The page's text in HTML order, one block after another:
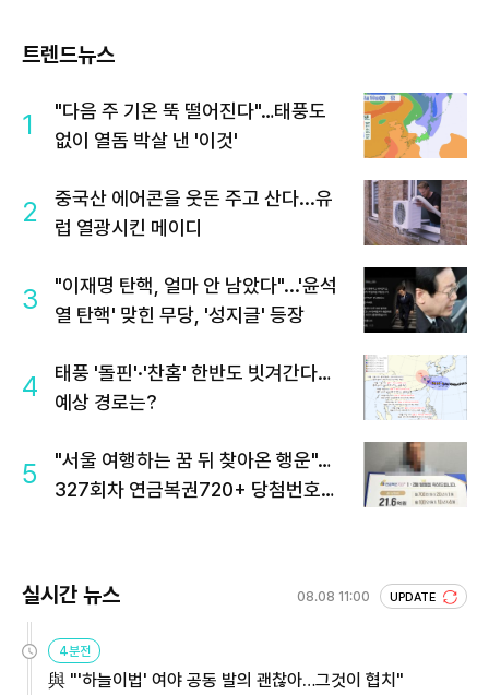
트렌드뉴스
1
"다음 주 기온 뚝 떨어진다"…태풍도
없이 열돔 박살 낸 '이것'
2
중국산 에어콘을 웃돈 주고 산다...유
럽 열광시킨 메이디
3
"이재명 탄핵, 얼마 안 남았다"...'윤석
열 탄핵' 맞힌 무당, '성지글' 등장
4
태풍 '돌핀'·'찬홈' 한반도 빗겨간다…
예상 경로는?
5
"서울 여행하는 꿈 뒤 찾아온 행운"…
327회차 연금복권720+ 당첨번호조
실시간 뉴스 08.08 11:00 UPDATE
4분전
與 "'하늘이법' 여야 공동 발의 괜찮아…그것이 협치"